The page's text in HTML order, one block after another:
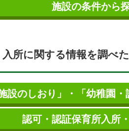
施設の条件から
所に関する情報を調べ
設のしおり」・「幼稚園
認可・認証保育所入所